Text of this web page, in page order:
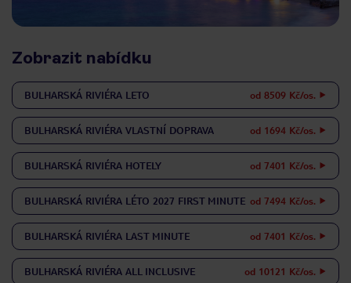
Zobrazit nabídku
BULHARSKÁ RIVIÉRA LETO od 8509 Kč/os.
BULHARSKÁ RIVIÉRA VLASTNÍ DOPRAVA od 1694 Kč/os.
BULHARSKÁ RIVIÉRA HOTELY od 7401 Kč/os.
BULHARSKÁ RIVIÉRA LÉTO 2027 FIRST MINUTE od 7494 Kč/os.
BULHARSKÁ RIVIÉRA LAST MINUTE od 7401 Kč/os.
BULHARSKÁ RIVIÉRA ALL INCLUSIVE od 10121 Kč/os.